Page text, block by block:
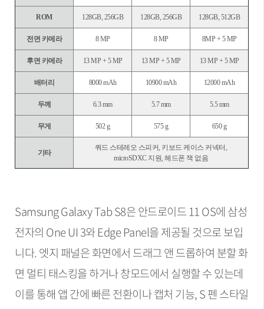
ROM 128GB, 256GB 128GB, 256GB 128GB, 512GB
전면 카메라 8 MP 8 MP 8MP + 5 MP
후면 카메라 13 MP + 5 MP 13 MP + 5 MP 13 MP + 5 MP
배터리 8000 mAh 10900 mAh 12000 mAh
두께 6.3 mm 5.7 mm 5.5 mm
무게 502 g 575 g 650 g
기타
쿼드 스테레오 스피커, 키보드 케이스 커넥터,
microSDXC 지원, 헤드폰 잭 없음
Samsung Galaxy Tab S8은 안드로이드 11 OS에 삼성
전자의 One UI 3와 Edge Panel을 제공될 것으로 보입
니다. 엣지 패널은 화면에서 드래그 앤 드롭하여 분할 화
면 멀티 태스킹을 하거나 창모드에서 실행할 수 있는데
이를 통해 앱 간에 빠른 전환이나 캡처 기능, S 펜 스타일